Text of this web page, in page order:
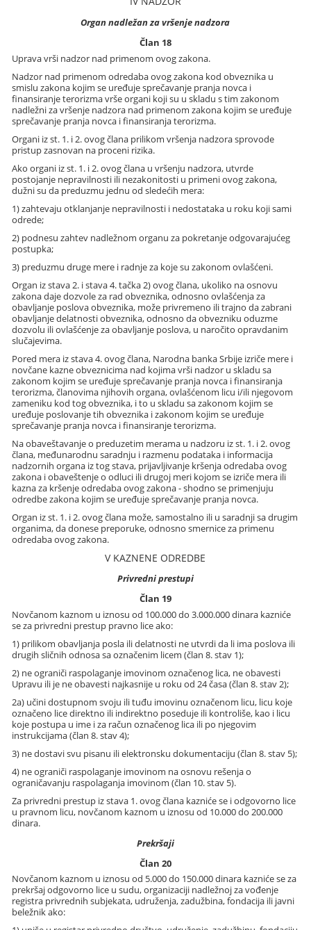
Organ nadležan za vršenje nadzora
Član 18
Uprava vrši nadzor nad primenom ovog zakona.
Nadzor nad primenom odredaba ovog zakona kod obveznika u
smislu zakona kojim se uređuje sprečavanje pranja novca i
finansiranje terorizma vrše organi koji su u skladu s tim zakonom
nadležni za vršenje nadzora nad primenom zakona kojim se uređuje
sprečavanje pranja novca i finansiranja terorizma.
Organi iz st. 1. i 2. ovog člana prilikom vršenja nadzora sprovode
pristup zasnovan na proceni rizika.
Ako organi iz st. 1. i 2. ovog člana u vršenju nadzora, utvrde
postojanje nepravilnosti ili nezakonitosti u primeni ovog zakona,
dužni su da preduzmu jednu od sledećih mera:
1) zahtevaju otklanjanje nepravilnosti i nedostataka u roku koji sami
odrede;
2) podnesu zahtev nadležnom organu za pokretanje odgovarajućeg
postupka;
3) preduzmu druge mere i radnje za koje su zakonom ovlašćeni.
Organ iz stava 2. i stava 4. tačka 2) ovog člana, ukoliko na osnovu
zakona daje dozvole za rad obveznika, odnosno ovlašćenja za
obavljanje poslova obveznika, može privremeno ili trajno da zabrani
obavljanje delatnosti obveznika, odnosno da obvezniku oduzme
dozvolu ili ovlašćenje za obavljanje poslova, u naročito opravdanim
slučajevima.
Pored mera iz stava 4. ovog člana, Narodna banka Srbije izriče mere i
novčane kazne obveznicima nad kojima vrši nadzor u skladu sa
zakonom kojim se uređuje sprečavanje pranja novca i finansiranja
terorizma, članovima njihovih organa, ovlašćenom licu i/ili njegovom
zameniku kod tog obveznika, i to u skladu sa zakonom kojim se
uređuje poslovanje tih obveznika i zakonom kojim se uređuje
sprečavanje pranja novca i finansiranje terorizma.
Na obaveštavanje o preduzetim merama u nadzoru iz st. 1. i 2. ovog
člana, međunarodnu saradnju i razmenu podataka i informacija
nadzornih organa iz tog stava, prijavljivanje kršenja odredaba ovog
zakona i obaveštenje o odluci ili drugoj meri kojom se izriče mera ili
kazna za kršenje odredaba ovog zakona - shodno se primenjuju
odredbe zakona kojim se uređuje sprečavanje pranja novca.
Organ iz st. 1. i 2. ovog člana može, samostalno ili u saradnji sa drugim
organima, da donese preporuke, odnosno smernice za primenu
odredaba ovog zakona.
V KAZNENE ODREDBE
Privredni prestupi
Član 19
Novčanom kaznom u iznosu od 100.000 do 3.000.000 dinara kazniće
se za privredni prestup pravno lice ako:
1) prilikom obavljanja posla ili delatnosti ne utvrdi da li ima poslova ili
drugih sličnih odnosa sa označenim licem (član 8. stav 1);
2) ne ograniči raspolaganje imovinom označenog lica, ne obavesti
Upravu ili je ne obavesti najkasnije u roku od 24 časa (član 8. stav 2);
2a) učini dostupnom svoju ili tuđu imovinu označenom licu, licu koje
označeno lice direktno ili indirektno poseduje ili kontroliše, kao i licu
koje postupa u ime i za račun označenog lica ili po njegovim
instrukcijama (član 8. stav 4);
3) ne dostavi svu pisanu ili elektronsku dokumentaciju (član 8. stav 5);
4) ne ograniči raspolaganje imovinom na osnovu rešenja o
ograničavanju raspolaganja imovinom (član 10. stav 5).
Za privredni prestup iz stava 1. ovog člana kazniće se i odgovorno lice
u pravnom licu, novčanom kaznom u iznosu od 10.000 do 200.000
dinara.
Prekršaji
Član 20
Novčanom kaznom u iznosu od 5.000 do 150.000 dinara kazniće se za
prekršaj odgovorno lice u sudu, organizaciji nadležnoj za vođenje
registra privrednih subjekata, udruženja, zadužbina, fondacija ili javni
beležnik ako: